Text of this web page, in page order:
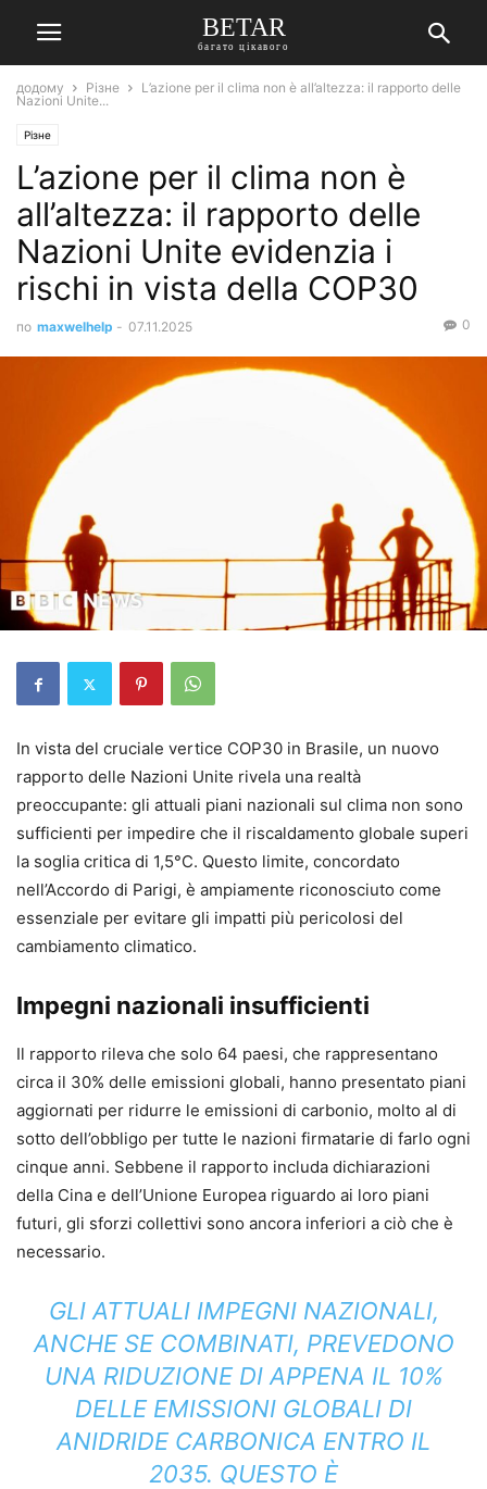
BETAR
багато цікавого
додому Різне
L’azione per il clima non è all’altezza: il rapporto delle
Nazioni Unite...
Різне
L’azione per il clima non è
all’altezza: il rapporto delle
Nazioni Unite evidenzia i
rischi in vista della COP30
по maxwelhelp - 07.11.2025 0
In vista del cruciale vertice COP30 in Brasile, un nuovo
rapporto delle Nazioni Unite rivela una realtà
preoccupante: gli attuali piani nazionali sul clima non sono
sufficienti per impedire che il riscaldamento globale superi
la soglia critica di 1,5°C. Questo limite, concordato
nell’Accordo di Parigi, è ampiamente riconosciuto come
essenziale per evitare gli impatti più pericolosi del
cambiamento climatico.
Impegni nazionali insufficienti
Il rapporto rileva che solo 64 paesi, che rappresentano
circa il 30% delle emissioni globali, hanno presentato piani
aggiornati per ridurre le emissioni di carbonio, molto al di
sotto dell’obbligo per tutte le nazioni firmatarie di farlo ogni
cinque anni. Sebbene il rapporto includa dichiarazioni
della Cina e dell’Unione Europea riguardo ai loro piani
futuri, gli sforzi collettivi sono ancora inferiori a ciò che è
necessario.
GLI ATTUALI IMPEGNI NAZIONALI,
ANCHE SE COMBINATI, PREVEDONO
UNA RIDUZIONE DI APPENA IL 10%
DELLE EMISSIONI GLOBALI DI
ANIDRIDE CARBONICA ENTRO IL
2035. QUESTO È